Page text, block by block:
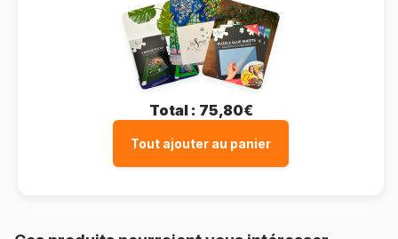
Total : 75,80€
Tout ajouter au panier